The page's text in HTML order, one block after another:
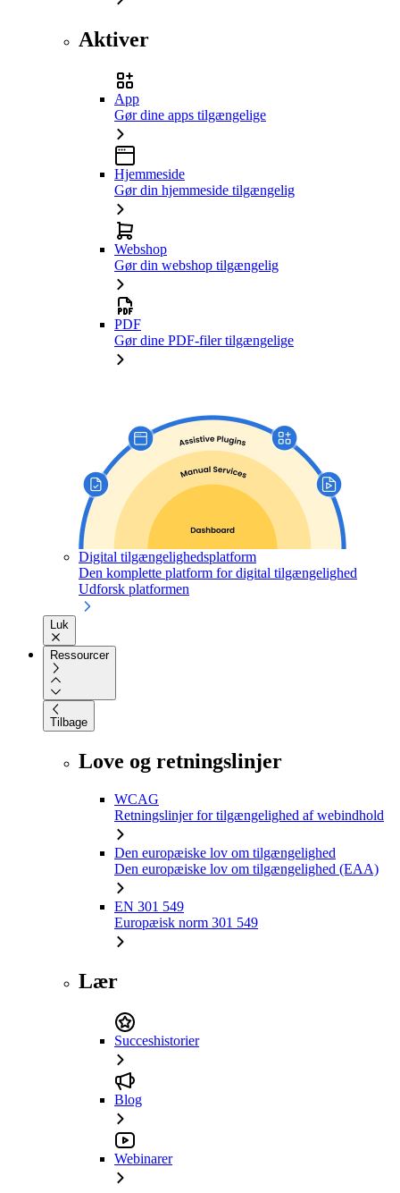
Aktiver
App
Gør dine apps tilgængelige
Hjemmeside
Gør din hjemmeside tilgængelig
Webshop
Gør din webshop tilgængelig
PDF
Gør dine PDF-filer tilgængelige
Digital tilgængelighedsplatform
Den komplette platform for digital tilgængelighed
Udforsk platformen
Luk
Ressourcer
Tilbage
Love og retningslinjer
WCAG
Retningslinjer for tilgængelighed af webindhold
Den europæiske lov om tilgængelighed
Den europæiske lov om tilgængelighed (EAA)
EN 301 549
Europæisk norm 301 549
Lær
Succeshistorier
Blog
Webinarer